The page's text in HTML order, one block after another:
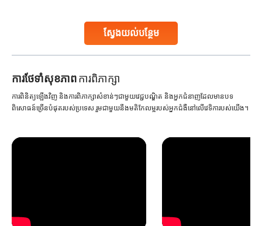
ស្វែងយល់បន្ថែម
Studies, such as one published
ការ​ថែទាំ​សុខភាពការពិភាក្សា
ការពិនិត្យឡើងវិញ និងការពិភាក្សាសំខាន់ៗជាមួយវេជ្ជបណ្ឌិត និងអ្នកជំនាញដែលមានបទ
ពិសោធន៍ច្រើនបំផុតរបស់ប្រទេស រួមជាមួយនឹងមតិកែលម្អរបស់អ្នកជំងឺនៅលើវេទិការបស់យើង។